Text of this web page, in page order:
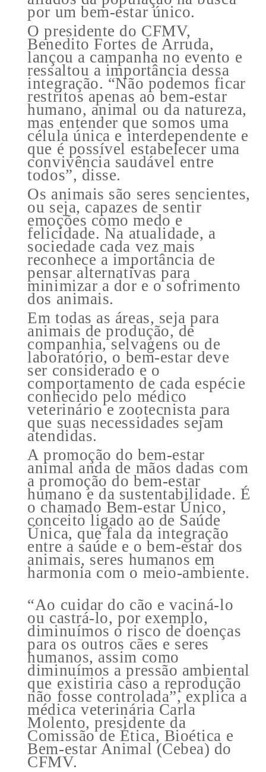
por um bem-estar único.
O presidente do CFMV,
Benedito Fortes de Arruda,
lançou a campanha no evento e
ressaltou a importância dessa
integração. “Não podemos ficar
restritos apenas ao bem-estar
humano, animal ou da natureza,
mas entender que somos uma
célula única e interdependente e
que é possível estabelecer uma
convivência saudável entre
todos”, disse.
Os animais são seres sencientes,
ou seja, capazes de sentir
emoções como medo e
felicidade. Na atualidade, a
sociedade cada vez mais
reconhece a importância de
pensar alternativas para
minimizar a dor e o sofrimento
dos animais.
Em todas as áreas, seja para
animais de produção, de
companhia, selvagens ou de
laboratório, o bem-estar deve
ser considerado e o
comportamento de cada espécie
conhecido pelo médico
veterinário e zootecnista para
que suas necessidades sejam
atendidas.
A promoção do bem-estar
animal anda de mãos dadas com
a promoção do bem-estar
humano e da sustentabilidade. É
o chamado Bem-estar Único,
conceito ligado ao de Saúde
Única, que fala da integração
entre a saúde e o bem-estar dos
animais, seres humanos em
harmonia com o meio-ambiente.
“Ao cuidar do cão e vaciná-lo
ou castrá-lo, por exemplo,
diminuímos o risco de doenças
para os outros cães e seres
humanos, assim como
diminuímos a pressão ambiental
que existiria caso a reprodução
não fosse controlada”, explica a
médica veterinária Carla
Molento, presidente da
Comissão de Ética, Bioética e
Bem-estar Animal (Cebea) do
CFMV.